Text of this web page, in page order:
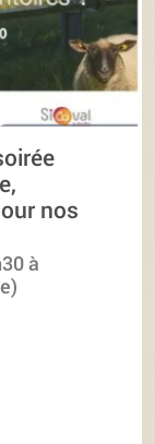
nos
à